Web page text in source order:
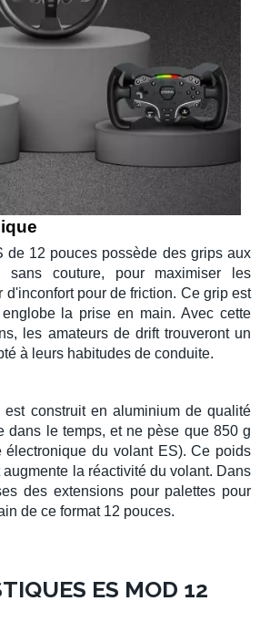
de 12 pouces possède des gripsaux
couture, pour maximiser les
d'inconfort pour de friction. Ce grip est
la prise en main. Avec cette
les amateurs de drifttrouveront un
à leurs habitudes de conduite.
est construit en aluminium de qualité
dans le temps, et ne pèse que 850 g
électronique du volant ES). Ce poids
la réactivité du volant. Dans
des extensions pour palettes pour
de ce format 12 pouces.
ES MOD 12